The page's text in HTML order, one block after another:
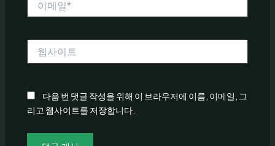
다음 번 댓글 작성을 위해 이 브라우저에 이름, 이메일, 그
리고 웹사이트를 저장합니다.